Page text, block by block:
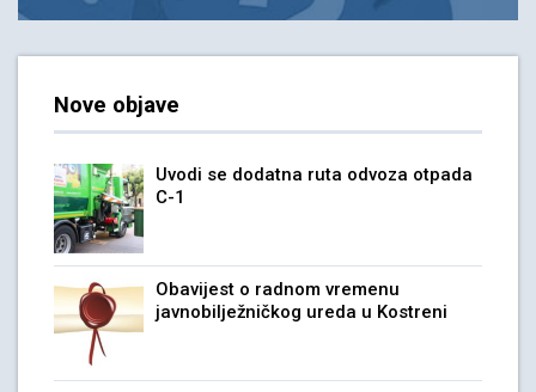
Nove objave
Uvodi se dodatna ruta odvoza otpada
C-1
Obavijest o radnom vremenu
javnobilježničkog ureda u Kostreni